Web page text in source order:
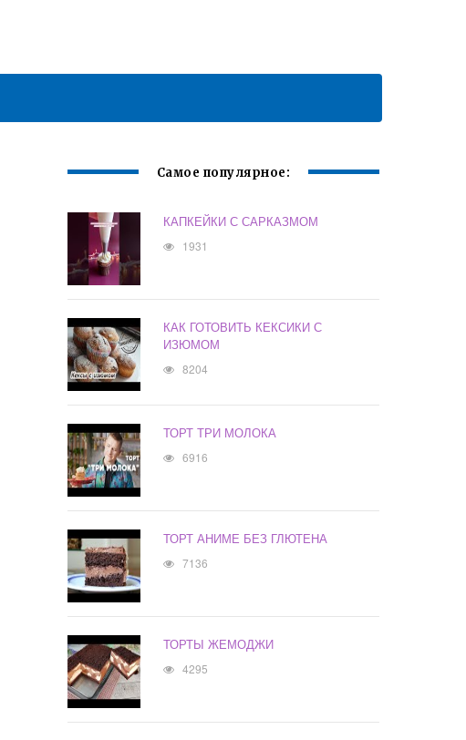
Самое популярное:
КАПКЕЙКИ С САРКАЗМОМ
1931
КАК ГОТОВИТЬ КЕКСИКИ С
ИЗЮМОМ
8204
ТОРТ ТРИ МОЛОКА
6916
ТОРТ АНИМЕ БЕЗ ГЛЮТЕНА
7136
ТОРТЫ ЖЕМОДЖИ
4295